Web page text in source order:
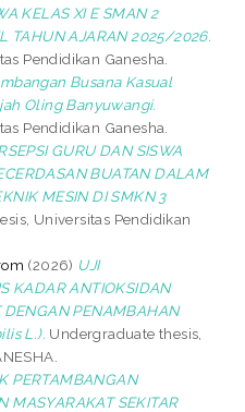
KELAS XI E SMAN 2
TAHUN AJARAN 2025/2026.
Pendidikan Ganesha.
Busana Kasual
Oling Banyuwangi.
Pendidikan Ganesha.
GURU DAN SISWA
BUATAN DALAM
MESIN DI SMKN 3
Universitas Pendidikan
(2026) UJI
KADAR ANTIOKSIDAN
DENGAN PENAMBAHAN
L.). Undergraduate thesis,
PERTAMBANGAN
MASYARAKAT SEKITAR